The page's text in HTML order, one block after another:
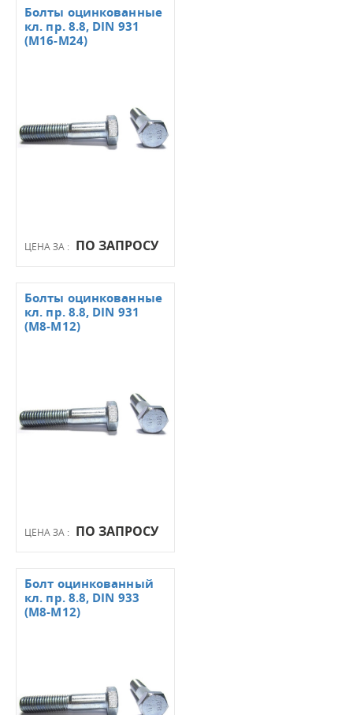
ЦЕНА ЗА : ПО ЗАПРОСУ
Болты оцинкованные
кл. пр. 8.8, DIN 931
(М16-М24)
ЦЕНА ЗА : ПО ЗАПРОСУ
Болты оцинкованные
кл. пр. 8.8, DIN 931
(М8-М12)
Болт оцинкованный
кл. пр. 8.8, DIN 933
(М8-М12)